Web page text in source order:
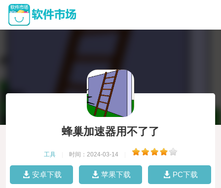
蜂巢加速器用不了了
工具 时间：2024-03-14
安卓下载 苹果下载 PC下载